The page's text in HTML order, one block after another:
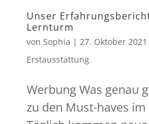
Unser
Lernturm
von Sophia | 27. Oktober 2021
Erstausstattung
Werbung Was genau
zu den Must-haves